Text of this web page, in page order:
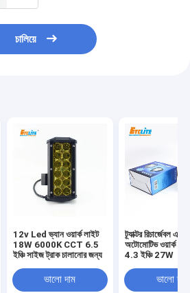
চালিয়ে
12v Led ভ্যান ওয়ার্ক লাইট
18W 6000K CCT 6.5
ইঞ্চি সাইজ ট্রাক চালানোর জন্য
ভালো দাম
ট্র্যাক্টর রিচার্জেবল
অটোমোটিভ ওয়ার্ক
4.3 ইঞ্চি 27W
ভালো দাম